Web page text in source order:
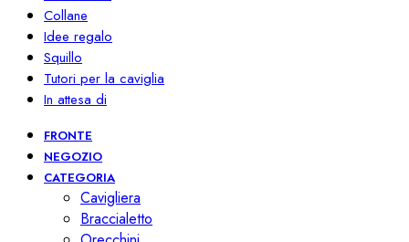
Collane
Idee regalo
Squillo
Tutori per la caviglia
In attesa di
FRONTE
NEGOZIO
CATEGORIA
Cavigliera
Braccialetto